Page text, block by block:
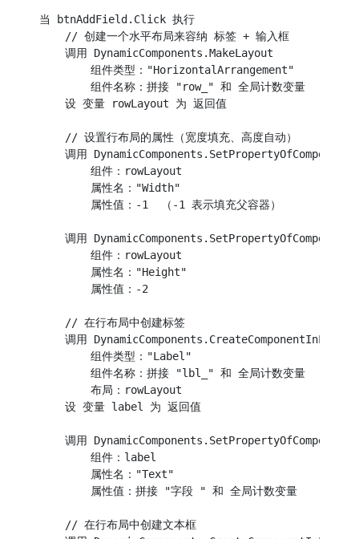
当 btnAddField.Click 执行
    // 创建一个水平布局来容纳 标签 + 输入框
    调用 DynamicComponents.MakeLayout
        组件类型："HorizontalArrangement"
        组件名称：拼接 "row_" 和 全局计数变量
    设 变量 rowLayout 为 返回值
    // 设置行布局的属性（宽度填充、高度自动）
    调用 DynamicComponents.SetPropertyOfComponent
        组件：rowLayout
        属性名："Width"
        属性值：-1  （-1 表示填充父容器）
    调用 DynamicComponents.SetPropertyOfComponent
        组件：rowLayout
        属性名："Height"
        属性值：-2
    // 在行布局中创建标签
    调用 DynamicComponents.CreateComponentInLayout
        组件类型："Label"
        组件名称：拼接 "lbl_" 和 全局计数变量
        布局：rowLayout
    设 变量 label 为 返回值
    调用 DynamicComponents.SetPropertyOfComponent
        组件：label
        属性名："Text"
        属性值：拼接 "字段 " 和 全局计数变量
    // 在行布局中创建文本框